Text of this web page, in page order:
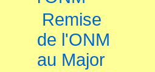
Remise
de l'ONM
au Major